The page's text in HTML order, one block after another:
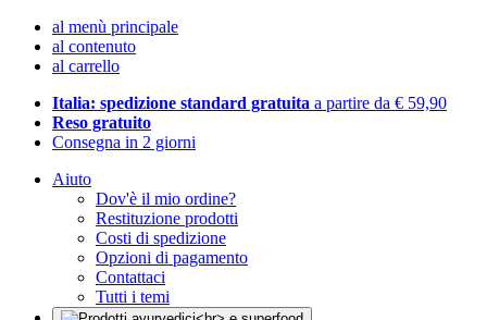
al menù principale
al contenuto
al carrello
Italia: spedizione standard gratuita a partire da € 59,90
Reso gratuito
Consegna in 2 giorni
Aiuto
Dov'è il mio ordine?
Restituzione prodotti
Costi di spedizione
Opzioni di pagamento
Contattaci
Tutti i temi